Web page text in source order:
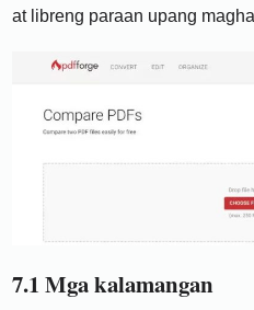
at libreng paraan upang
7.1 Mga kalamangan